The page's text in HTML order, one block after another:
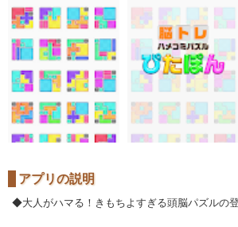
アプリの説明
◆大人がハマる！きもちよすぎる頭脳パズルの